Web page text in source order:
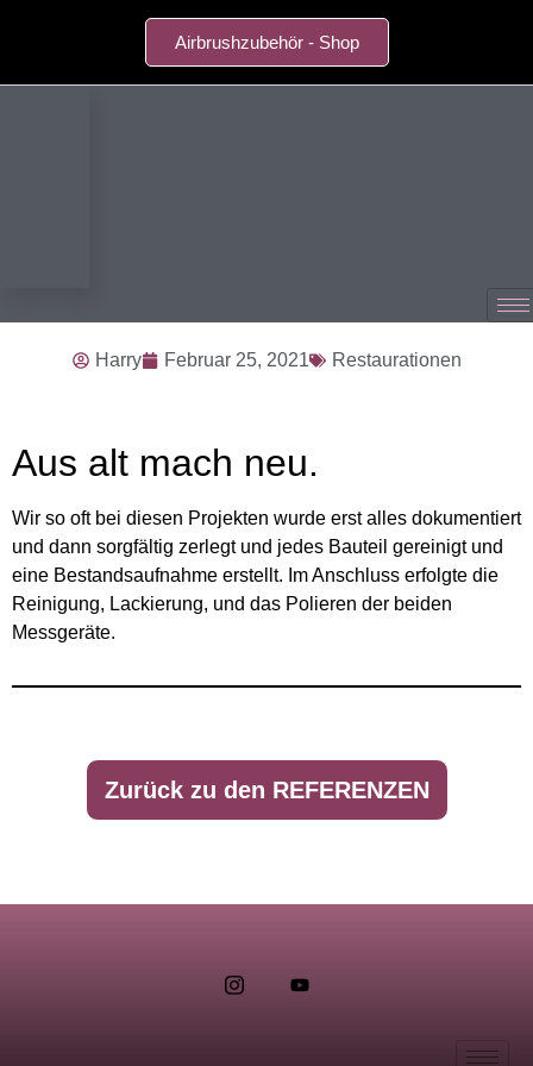
Airbrushzubehör - Shop
Harry Februar 25, 2021 Restaurationen
Aus alt mach neu.
Wir so oft bei diesen Projekten wurde erst alles dokumentiert
und dann sorgfältig zerlegt und jedes Bauteil gereinigt und
eine Bestandsaufnahme erstellt. Im Anschluss erfolgte die
Reinigung, Lackierung, und das Polieren der beiden
Messgeräte.
Zurück zu den REFERENZEN